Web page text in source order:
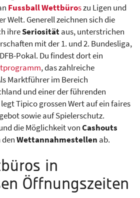
Fussball Wettbüroszu Ligen und
Welt. Generell zeichnen sich die
ihreSeriositätaus, unterstrichen
mit der 1. und 2. Bundesliga,
Pokal. Du findest dort ein
, das zahlreiche
Marktführer im Bereich
und einer der führenden
Tipico grossen Wert auf ein faires
sowie auf Spielerschutz.
die Möglichkeit vonCashouts
Wettannahmestellen ab.
in
Öffnungszeiten